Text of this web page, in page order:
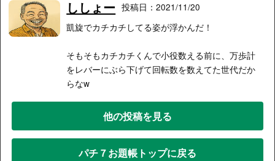
ししょー 投稿日：2021/11/20
凱旋でカチカチしてる姿が浮かんだ！
そもそもカチカチくんで小役数える前に、万歩計
をレバーにぶら下げて回転数を数えてた世代だか
らなw
他の投稿を見る
パチ７お題帳トップに戻る